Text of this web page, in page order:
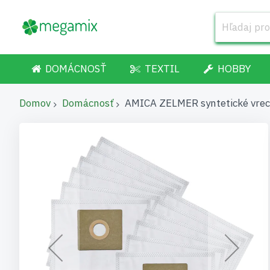
DOMÁCNOSŤ TEXTIL HOBBY
Domov Domácnosť AMICA ZELMER syntetické
galérie
obrázkov